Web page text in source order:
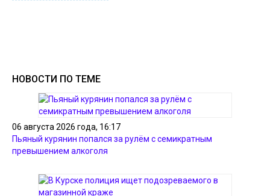
НОВОСТИ ПО ТЕМЕ
06 августа 2026 года, 16:17
Пьяный курянин попался за рулём с семикратным
превышением алкоголя